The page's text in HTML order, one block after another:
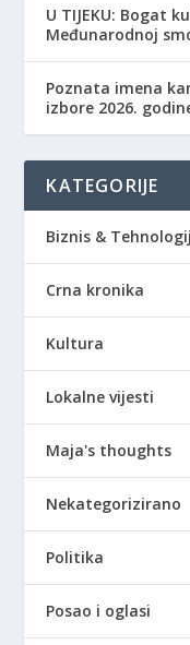
​U TIJEKU: Bogat
Međunarodnoj
Poznata imena
izbore 2026.
KATEGORIJE
Biznis &
Crna kronika
Kultura
Lokalne vijesti
Maja's thoughts
Nekategorizirano
Politika
Posao i oglasi